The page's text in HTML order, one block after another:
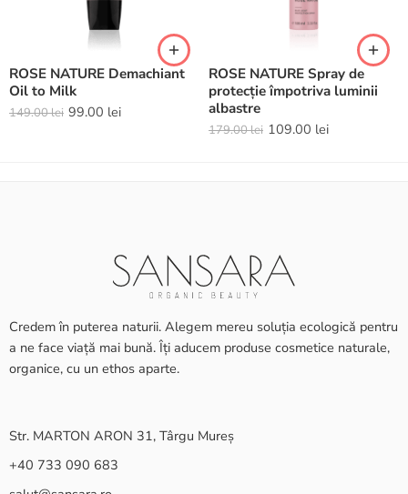
ROSE NATURE Demachiant
Oil to Milk
149.00lei 99.00 lei
ROSE NATURE Spray de
protecție împotriva luminii
albastre
179.00lei 109.00 lei
Credem în puterea naturii. Alegem mereu soluția ecologică pentru
a ne face viață mai bună. Îți aducem produse cosmetice naturale,
organice, cu un ethos aparte.
Str. MARTON ARON 31, Târgu Mureș
+40 733 090 683